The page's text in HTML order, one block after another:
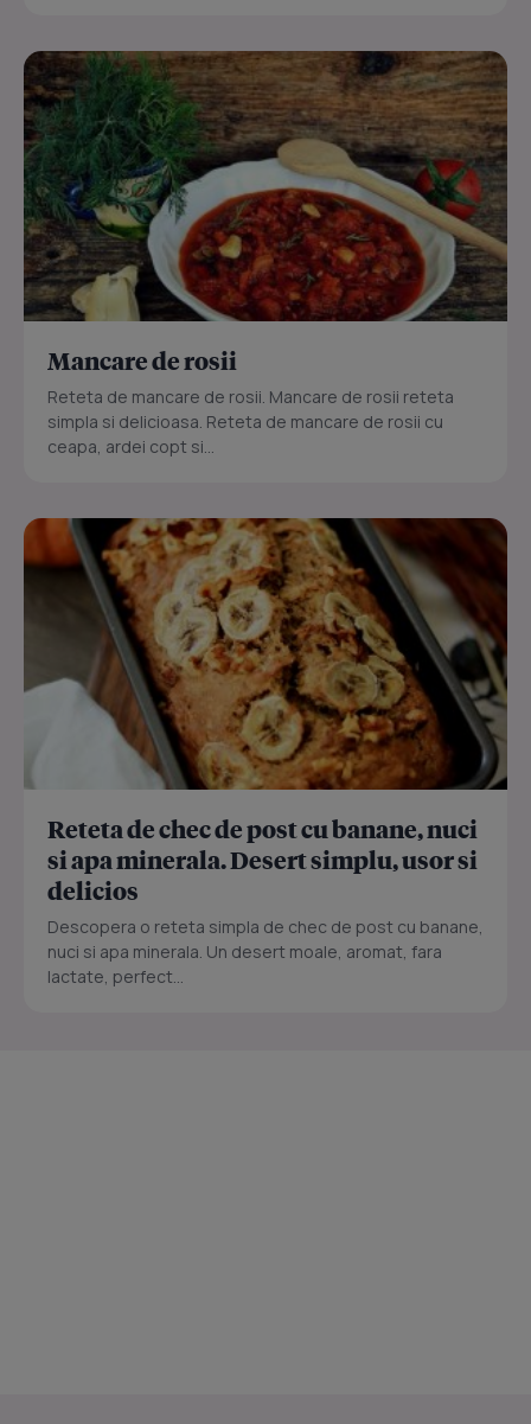
Mancare de rosii
Reteta de mancare de rosii. Mancare de rosii reteta
simpla si delicioasa. Reteta de mancare de rosii cu
ceapa, ardei copt si...
Reteta de chec de post cu banane, nuci
si apa minerala. Desert simplu, usor si
delicios
Descopera o reteta simpla de chec de post cu banane,
nuci si apa minerala. Un desert moale, aromat, fara
lactate, perfect...